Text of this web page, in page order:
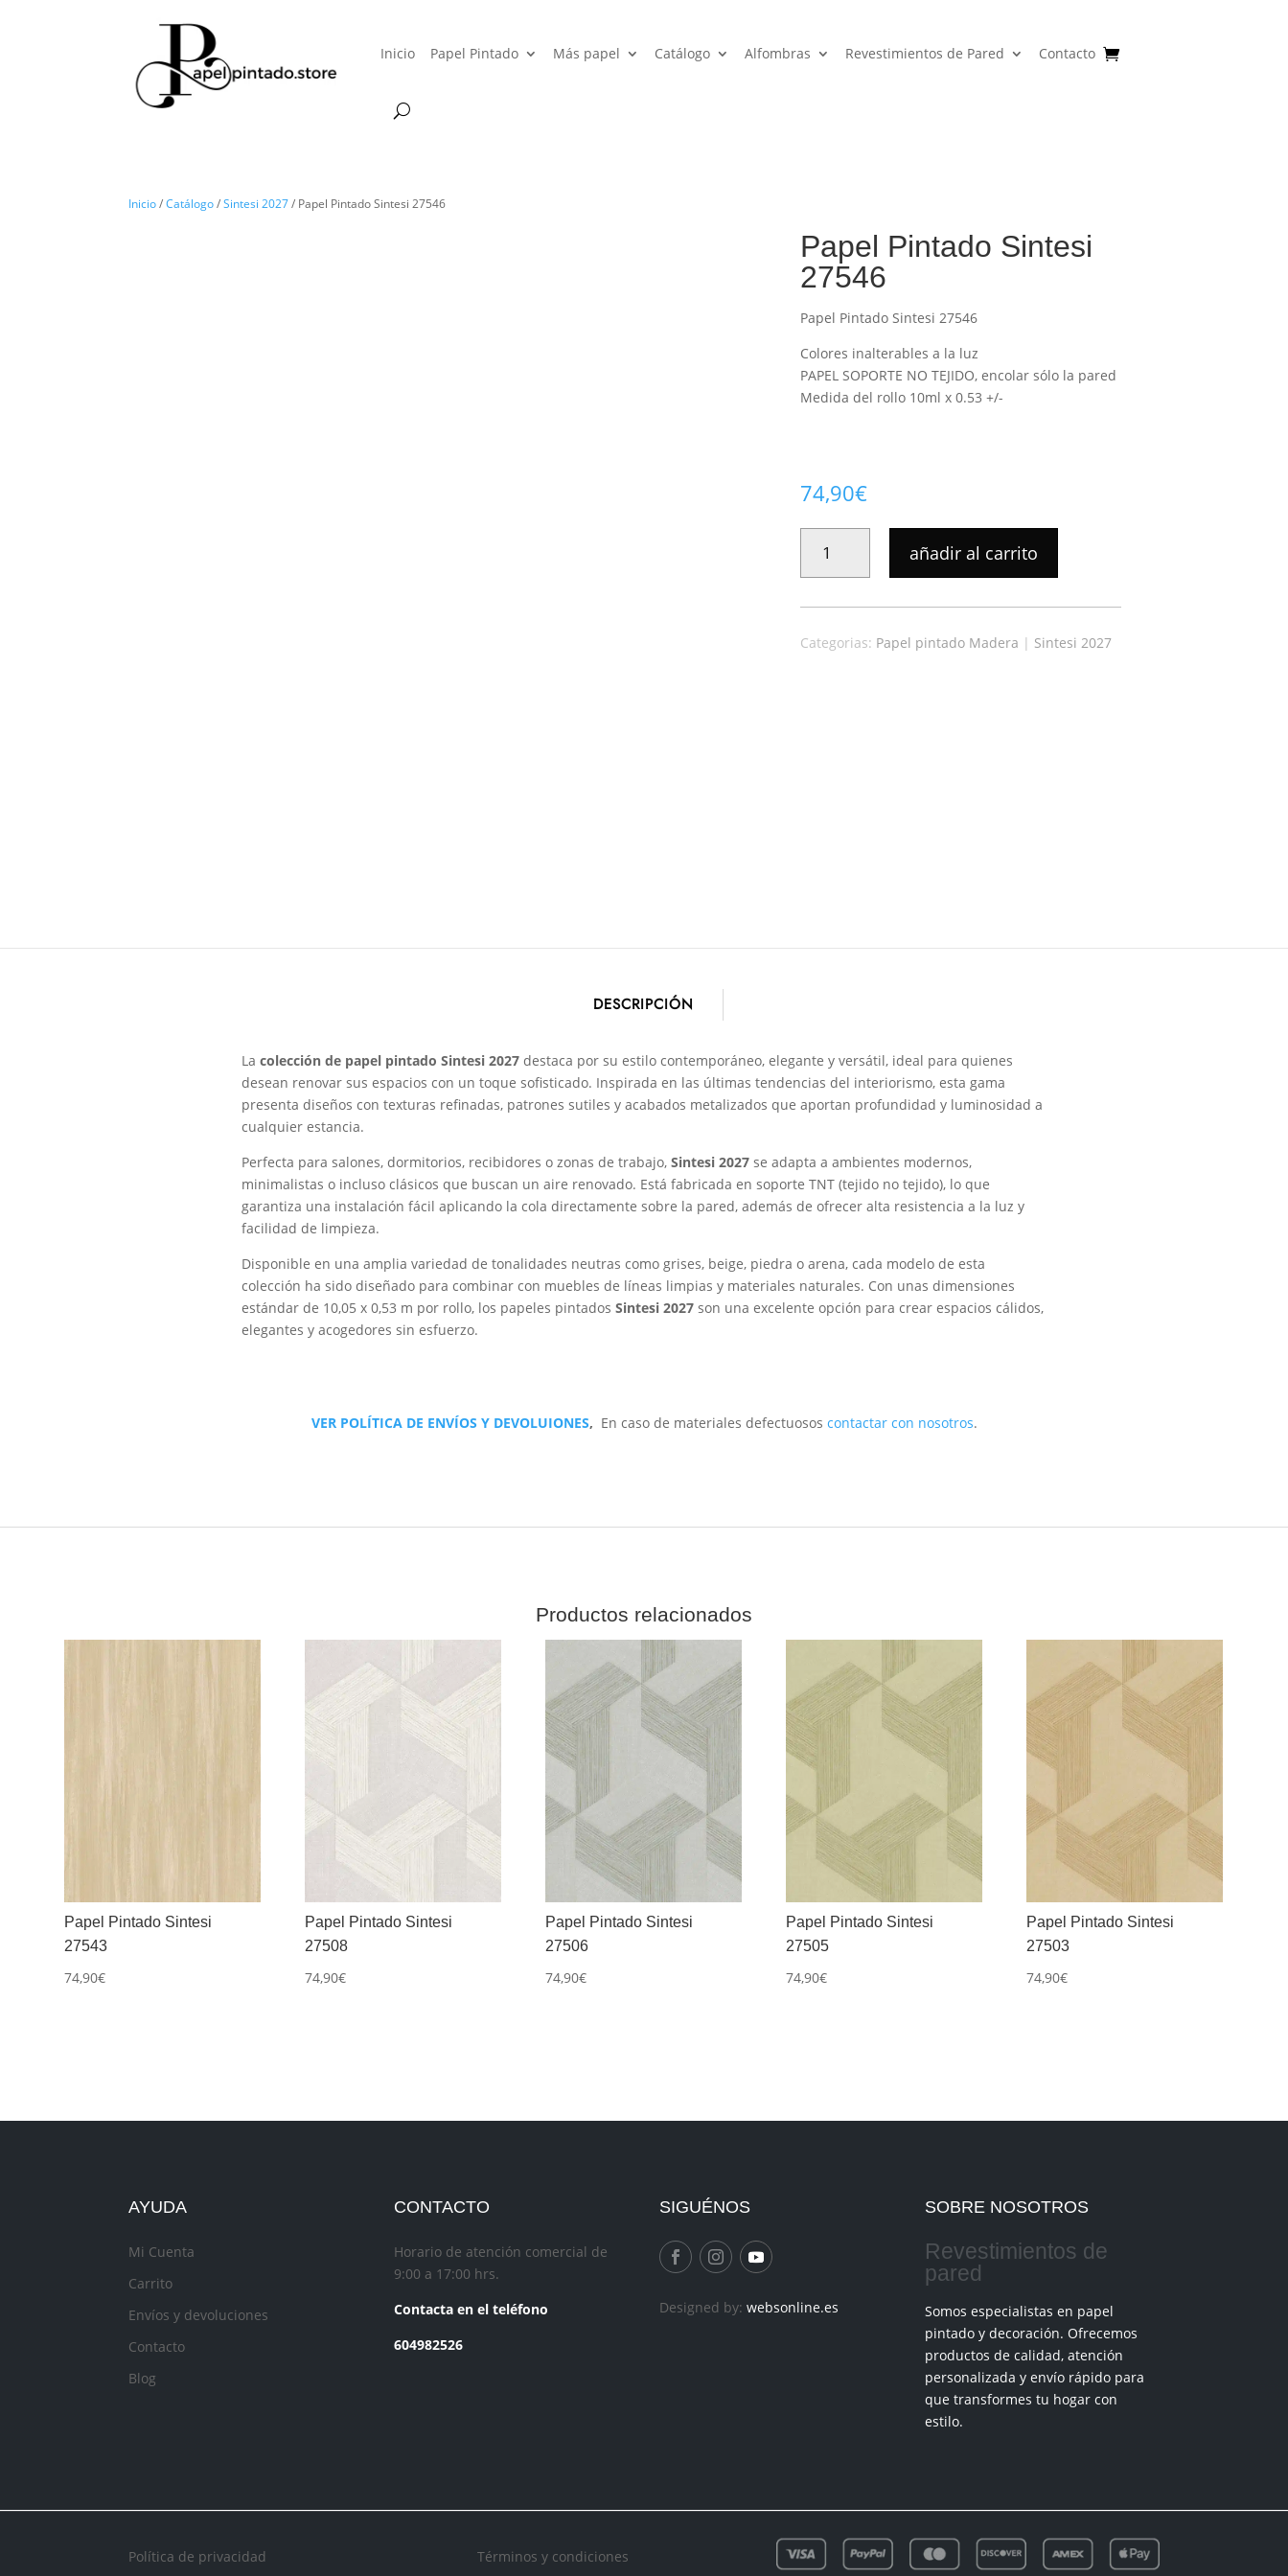
Inicio Papel Pintado Más papel Catálogo Alfombras Revestimientos de Pared Contacto
Inicio/Catálogo/Sintesi 2027/ Papel Pintado Sintesi 27546
Papel Pintado Sintesi
27546
Papel Pintado Sintesi 27546
Colores inalterables a la luz
PAPEL SOPORTE NO TEJIDO, encolar sólo la pared
Medida del rollo 10ml x 0.53 +/-
74,90€
PINTADO
SINTESI
27546
añadir al carrito
Categorias: Papel pintado Madera | Sintesi 2027
DESCRIPCIÓN
La colección de papel pintado Sintesi 2027 destaca por su estilo contemporáneo, elegante y versátil, ideal para quienes
desean renovar sus espacios con un toque sofisticado. Inspirada en las últimas tendencias del interiorismo, esta gama
presenta diseños con texturas refinadas, patrones sutiles y acabados metalizados que aportan profundidad y luminosidad a
cualquier estancia.
Perfecta para salones, dormitorios, recibidores o zonas de trabajo, Sintesi 2027 se adapta a ambientes modernos,
minimalistas o incluso clásicos que buscan un aire renovado. Está fabricada en soporte TNT (tejido no tejido), lo que
garantiza una instalación fácil aplicando la cola directamente sobre la pared, además de ofrecer alta resistencia a la luz y
facilidad de limpieza.
Disponible en una amplia variedad de tonalidades neutras como grises, beige, piedra o arena, cada modelo de esta
colección ha sido diseñado para combinar con muebles de líneas limpias y materiales naturales. Con unas dimensiones
estándar de 10,05 x 0,53 m por rollo, los papeles pintados Sintesi 2027 son una excelente opción para crear espacios cálidos,
elegantes y acogedores sin esfuerzo.
VER POLÍTICA DE ENVÍOS Y DEVOLUIONES, En caso de materiales defectuosos contactar con nosotros.
Productos relacionados
Papel Pintado Sintesi
27543
74,90€
Papel Pintado Sintesi
27508
74,90€
Papel Pintado Sintesi
27506
74,90€
Papel Pintado Sintesi
27505
74,90€
Papel Pintado Sintesi
27503
74,90€
AYUDA
Mi Cuenta
Carrito
Envíos y devoluciones
Contacto
Blog
CONTACTO
Horario de atención comercial de
9:00 a 17:00 hrs.
Contacta en el teléfono
604982526
SIGUÉNOS
Designed by:websonline.es
SOBRE NOSOTROS
Revestimientos de
pared
Somos especialistas en papel
pintado y decoración. Ofrecemos
productos de calidad, atención
personalizada y envío rápido para
que transformes tu hogar con
estilo.
Política de privacidad Términos y condiciones